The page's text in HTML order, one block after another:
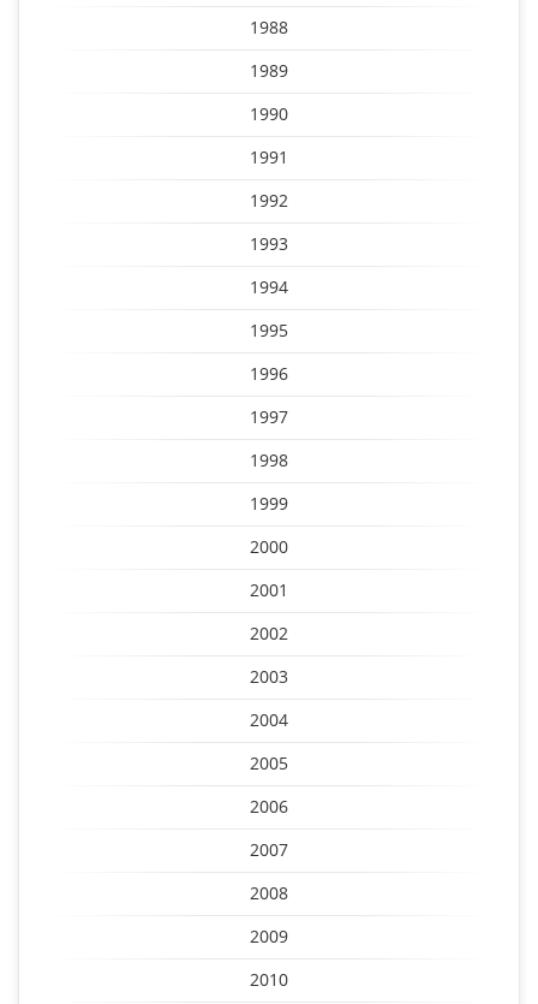
1988
1989
1990
1991
1992
1993
1994
1995
1996
1997
1998
1999
2000
2001
2002
2003
2004
2005
2006
2007
2008
2009
2010